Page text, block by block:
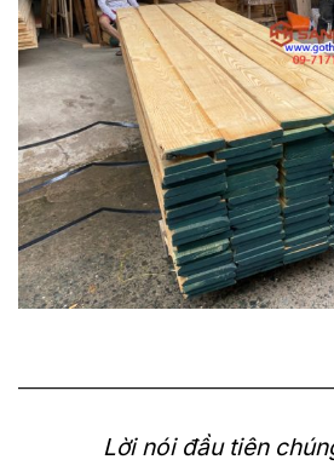
Lời nói đầu tiên